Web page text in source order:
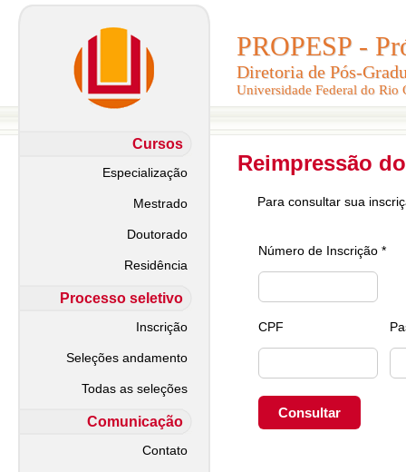
PROPESP -
Diretoria de Pós-
Universidade Federal do Rio
PROPESP -
Diretoria de Pós-
Universidade Federal do Rio
Cursos
Especialização
Mestrado
Doutorado
Residência
Processo seletivo
Inscrição
Seleções andamento
Todas as seleções
Comunicação
Contato
Reimpressão
Para consultar sua
Número de Inscrição *
CPF